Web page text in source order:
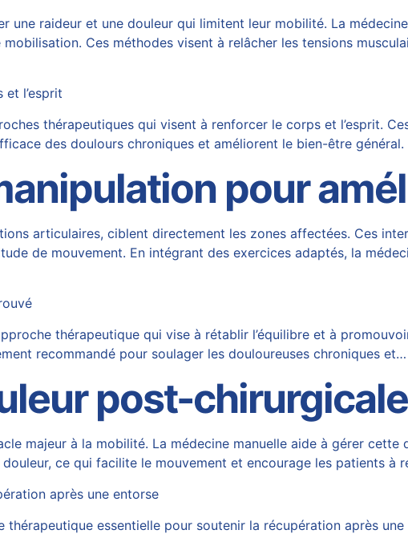
une raideur et une douleur qui limitent leur mobilité. La
Ces méthodes visent à relâcher les tensions
l’esprit
thérapeutiques qui visent à renforcer le corps et l’esprit.
des doulours chroniques et améliorent le bien-être
pour
articulaires, ciblent directement les zones affectées. Ces
de mouvement. En intégrant des exercices adaptés, la
thérapeutique qui vise à rétablir l’équilibre et à
recommandé pour soulager les douloureuses chroniques et…
post-chirurgicale
majeur à la mobilité. La médecine manuelle aide à gérer cette
ce qui facilite le mouvement et encourage les patients à
après une entorse
thérapeutique essentielle pour soutenir la récupération après